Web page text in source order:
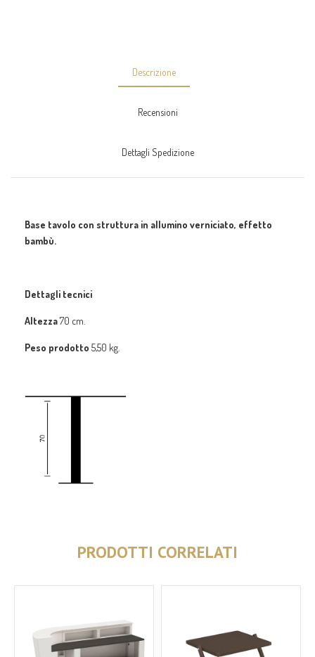
Descrizione
Recensioni
Dettagli Spedizione
Base tavolo con struttura in allumino verniciato, effetto
bambù.
Dettagli tecnici
Altezza70 cm.
Peso prodotto 5,50 kg.
PRODOTTI CORRELATI